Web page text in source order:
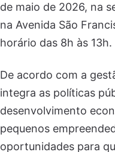
de maio de 2026, na
na Avenida São
horário das 8h às 13h.
De acordo com a
integra as políticas
desenvolvimento
pequenos
oportunidades para